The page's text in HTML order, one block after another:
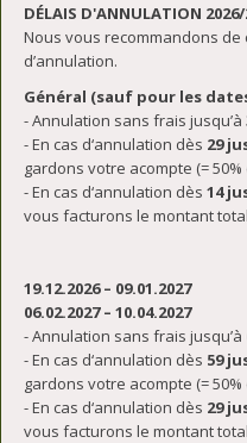
DÉLAIS D'ANNULATION 2026/
Nous vous recommandons
d’annulation.
Général (sauf pour les
- Annulation sans frais jusqu’à
- En cas d‘annulation dès 29
gardons votre acompte (=
- En cas d‘annulation dès 14
vous facturons le montant total
19.12.2026 – 09.01.2027
06.02.2027 – 10.04.2027
- Annulation sans frais jusqu’à
- En cas d‘annulation dès 59
gardons votre acompte (=
- En cas d‘annulation dès 29
vous facturons le montant total